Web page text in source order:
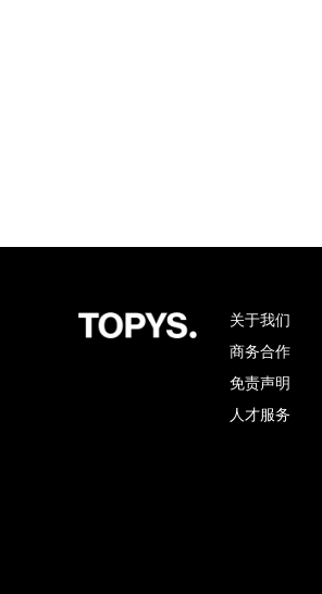
关于我们
商务合作
免责声明
人才服务